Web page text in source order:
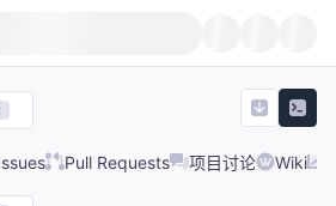
Pull Requests 项目讨论 Wiki